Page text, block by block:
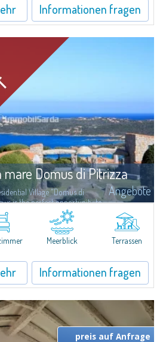
Informationen fragen
mare Domus di Pitrizza
Angebote
Village "Domus di
is the perfect opportunity to
in an oasis of peace and tranquility
Meerblick Terrassen
Informationen fragen
preis auf Anfrage